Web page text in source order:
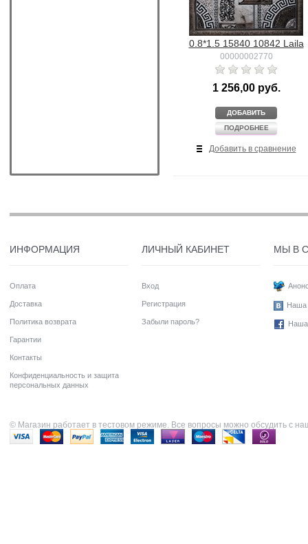
0.8*1.5 15840 10842 Laila
00000002770
1 256,00 руб.
ДОБАВИТЬ
ПОДРОБНЕЕ
Добавить в сравнение
ИНФОРМАЦИЯ
Оплата
Доставка
Политика возврата
Гарантии
Контакты
Конфиденциальность и защита
персональных данных
ЛИЧНЫЙ КАБИНЕТ
Вход
Регистрация
Забыли пароль?
МЫ В
Наша
Наша
© Магазин работает в тестовом режиме. Все вопросы можно обсудить с